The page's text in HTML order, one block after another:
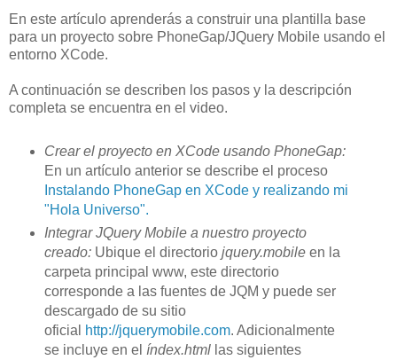
En este artículo aprenderás a construir una plantilla base
para un proyecto sobre PhoneGap/JQuery Mobile usando el
entorno XCode.
A continuación se describen los pasos y la descripción
completa se encuentra en el video.
Crear el proyecto en XCode usando PhoneGap:
En un artículo anterior se describe el proceso
Instalando PhoneGap en XCode y realizando mi
"Hola Universo".
Integrar JQuery Mobile a nuestro proyecto
creado: Ubique el directorio jquery.mobile en la
carpeta principal www, este directorio
corresponde a las fuentes de JQM y puede ser
descargado de su sitio
oficial
http://jquerymobile.com. Adicionalmente
se incluye en el índex.htmllas siguientes